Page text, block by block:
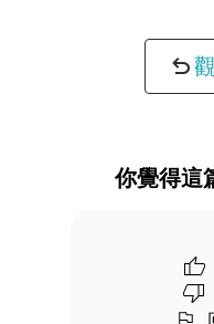
你覺得這